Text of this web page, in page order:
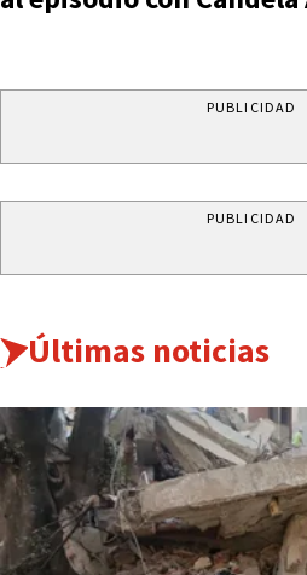
PUBLICIDAD
PUBLICIDAD
Últimas noticias